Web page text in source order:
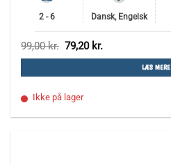
2 - 6 Dansk, Engelsk
99,00kr. Den
oprindelige
pris
99,00 kr..
79,20 kr.
aktuelle
pris
79,20 kr..
LÆS MERE
Ikke på lager